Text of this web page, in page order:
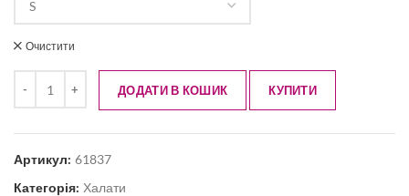
Очистити
ДОДАТИ В КОШИК КУПИТИ
Артикул: 61837
Категорія: Халати